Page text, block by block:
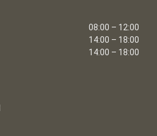
08:00 – 12:00
14:00 – 18:00
14:00 – 18:00